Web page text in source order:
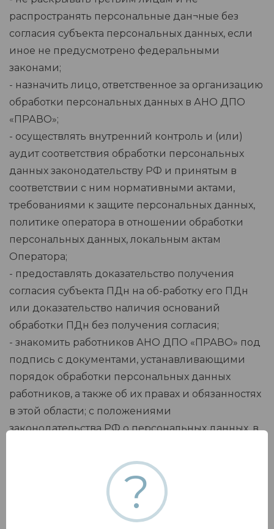
распространять персональные дан¬ные без
согласия субъекта персональных данных, если
иное не предусмотрено федеральными
законами;
- назначить лицо, ответственное за организацию
обработки персональных данных в АНО ДПО
«ПРАВО»;
- осуществлять внутренний контроль и (или)
аудит соответствия обработки персональных
данных законодательству РФ и принятым в
соответствии с ним нормативными актами,
требованиями к защите персональных данных,
политике оператора в отношении обработки
персональных данных, локальным актам
Оператора;
- предоставлять доказательство получения
согласия субъекта ПДн на об-работку его ПДн
или доказательство наличия оснований
обработки ПДн без получения согласия;
- знакомить работников АНО ДПО «ПРАВО» под
подпись с документами, устанавливающими
порядок обработки персональных данных
работников, а также об их правах и обязанностях
в этой области; с положениями
законодательства РФ о персональных данных, в
персональных дан¬ных и локальными актами по
вопросам обработки персональных данных;
проводить обучение работников,
непосредственно осуществляющих обработку
?